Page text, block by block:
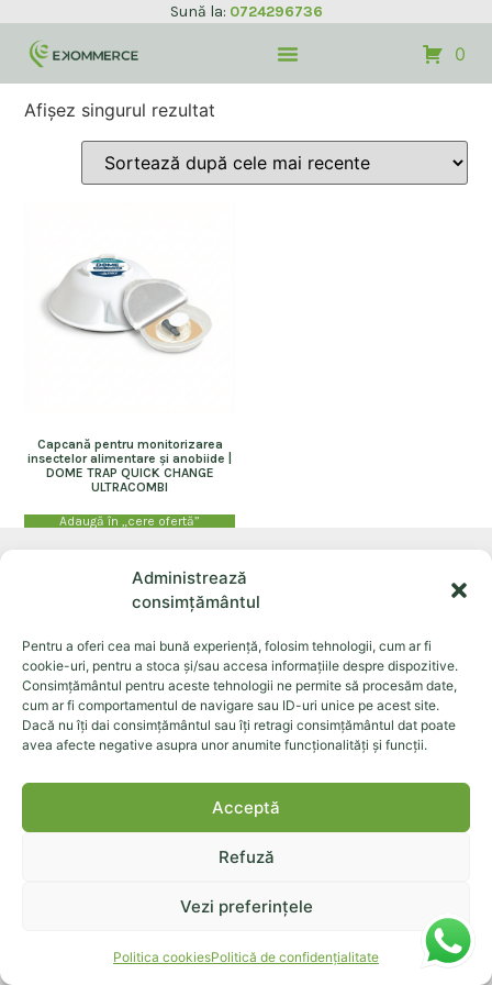
Administrează
consimțământul
Pentru a oferi cea mai bună experiență, folosim tehnologii, cum ar fi
cookie-uri, pentru a stoca și/sau accesa informațiile despre dispozitive.
Consimțământul pentru aceste tehnologii ne permite să procesăm date,
cum ar fi comportamentul de navigare sau ID-uri unice pe acest site.
Dacă nu îți dai consimțământul sau îți retragi consimțământul dat poate
avea afecte negative asupra unor anumite funcționalități și funcții.
Acceptă
Refuză
Vezi preferințele
Politica cookiesPolitică de confidențialitate
Sună la: 0724296736
0
Afișez singurul rezultat
Capcană pentru monitorizarea
insectelor alimentare și anobiide |
DOME TRAP QUICK CHANGE
ULTRACOMBI
Adaugă în „cere ofertă”
EKOMMERCE EST SRL cui: 24795842, ROONRC.J2008002044048,
str. Calea Republicii 157c, Bacău, cod postal: 600304
Despre noi Sistemul Ekomille Produse Dăunători
Documente Contact
©+2026+Toate+drepturile+rezervate.
Politică confidențialitate Termeni și condiții